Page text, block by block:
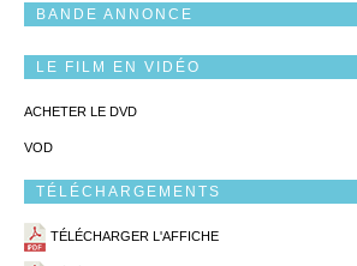
BANDE ANNONCE
LE FILM EN VIDÉO
ACHETER LE DVD
VOD
TÉLÉCHARGEMENTS
TÉLÉCHARGER L'AFFICHE